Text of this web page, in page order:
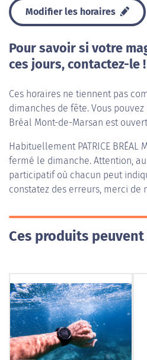
Modifier les horaires
Pour savoir si votre
ces jours, contactez-le !
Ces horaires ne tiennent pas
dimanches de fête. Vous
Bréal Mont-de-Marsan est
Habituellement PATRICE BRÉAL
fermé le dimanche. Attention,
participatif où chacun peut
constatez des erreurs, merci de
Ces produits